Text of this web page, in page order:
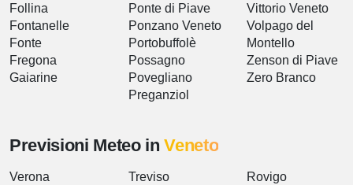
Follina
Fontanelle
Fonte
Fregona
Gaiarine
Ponte di Piave
Ponzano Veneto
Portobuffolè
Possagno
Povegliano
Preganziol
Vittorio Veneto
Volpago del
Montello
Zenson di Piave
Zero Branco
Previsioni Meteo inVeneto
Verona
Treviso
Rovigo